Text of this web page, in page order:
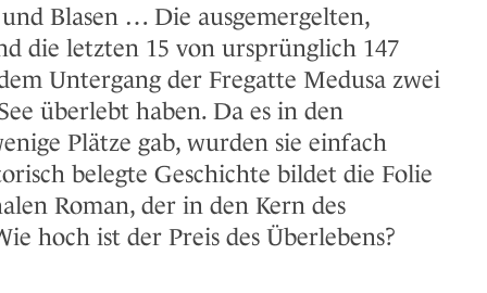
Blasen … Die ausgemergelten,
die letzten 15 von ursprünglich 147
Untergang der Fregatte Medusa zwei
überlebt haben. Da es in den
Plätze gab, wurden sie einfach
belegte Geschichte bildet die Folie
Roman, der in den Kern des
hoch ist der Preis des Überlebens?